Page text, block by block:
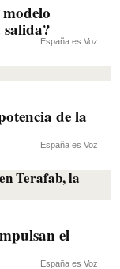
salida?
España es Voz
de la
España es Voz
el
España es Voz